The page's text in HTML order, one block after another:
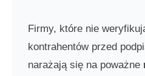
Firmy, które nie
kontrahentów przed
narażają się na poważne